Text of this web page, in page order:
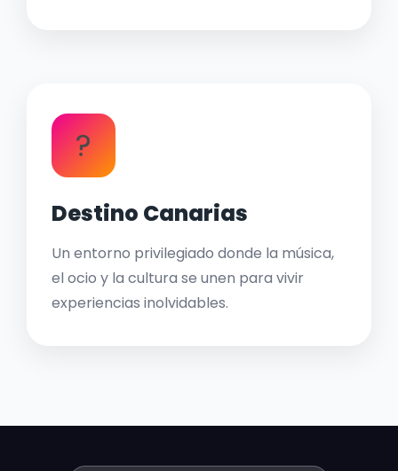
?
Destino Canarias
Un entorno privilegiado donde la música,
el ocio y la cultura se unen para vivir
experiencias inolvidables.